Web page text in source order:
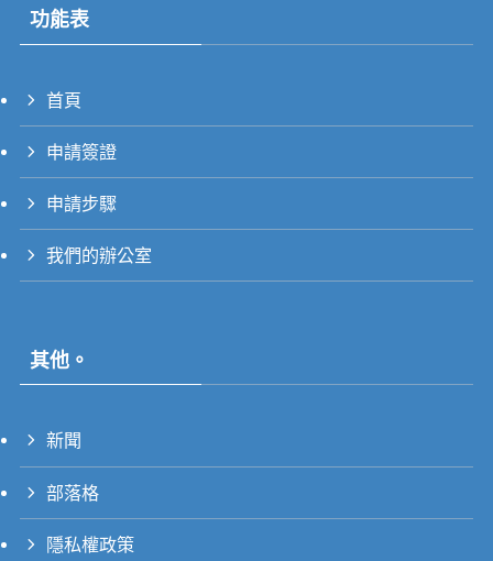
功能表
首頁
申請簽證
申請步驟
我們的辦公室
其他。
新聞
部落格
隱私權政策
ZH
TH
PT_BR